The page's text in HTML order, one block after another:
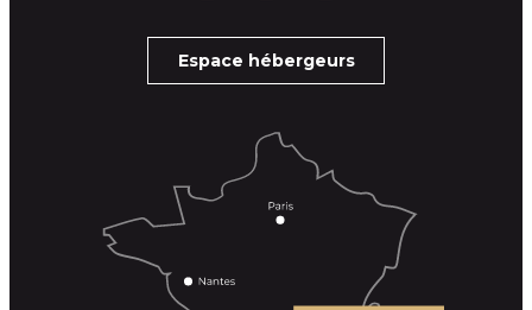
Espace hébergeurs